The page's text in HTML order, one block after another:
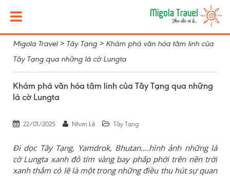
Migola Travel> Tây Tạng > Khám phá văn hóa tâm linh của
Tây Tạng qua những lá cờ Lungta
Khám phá văn hóa tâm linh của Tây Tạng qua những
lá cờ Lungta
22/01/2025 Nhơn Lê Tây Tạng
Đi dọc Tây Tạng, Yamdrok, Bhutan….hình ảnh những lá
cờ Lungta xanh đỏ tím vàng bay phấp phới trên nền trời
xanh thắm có lẽ là một trong những điều thu hút sự quan